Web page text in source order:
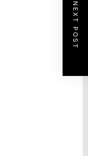
NEXT POST